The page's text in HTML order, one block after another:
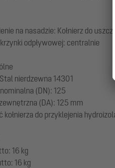
na nasadzie: Kołnierz do
odpływowej: centralnie
nierdzewna 14301
(DN): 125
(DA): 125 mm
kołnierza do przyklejenia
16 kg
16 kg